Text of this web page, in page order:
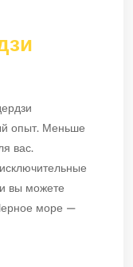
опыт. Меньше
вас.
вы можете
море —